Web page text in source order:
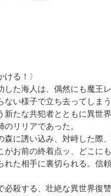
る！〉
た海人は、偶然にも魔王
い様子で立ち去ってしまう
新たな共犯者とともに異世
リリアであった。
に誘い込み、対峙した際
お前の終着点ッ、どこに
た相手に裏切られる。信
殺する、壮絶な異世界復